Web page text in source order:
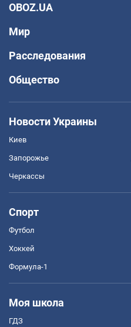
OBOZ.UA
Мир
Расследования
Общество
Новости Украины
Киев
Запорожье
Черкассы
Спорт
Футбол
Хоккей
Формула-1
Моя школа
ГДЗ